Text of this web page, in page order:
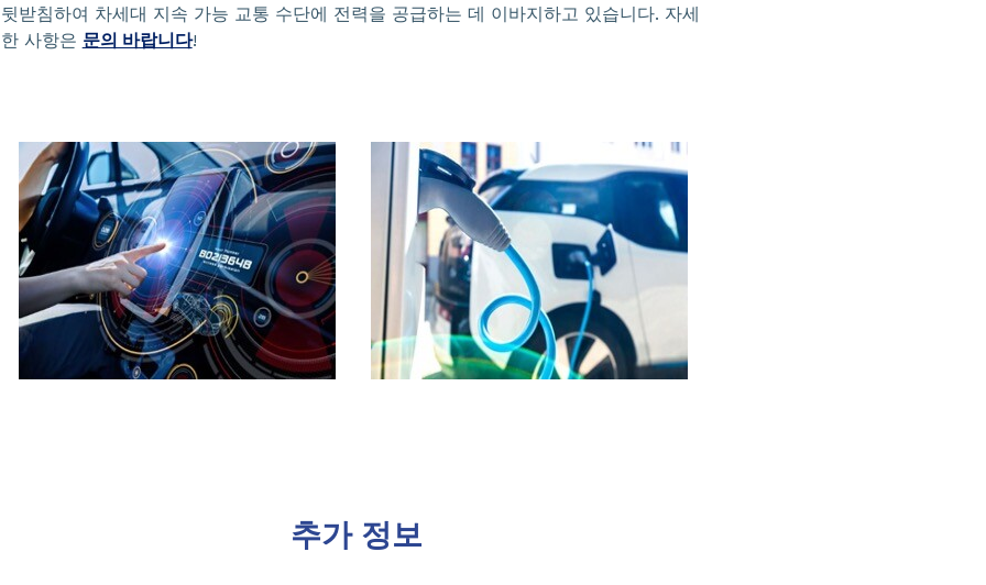
뒷받침하여 차세대 지속 가능 교통 수단에 전력을 공급하는 데 이바지하고 있습니다. 자세
한 사항은 문의 바랍니다!
추가 정보